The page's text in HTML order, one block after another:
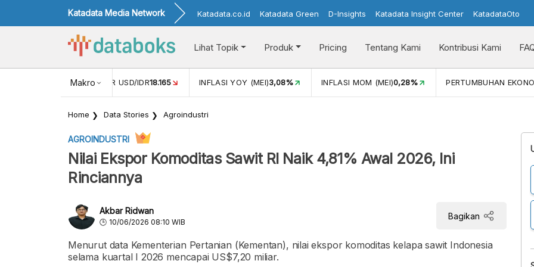
Katadata Media Network Katadata.co.id Katadata Green D-Insights Katadata Insight Center KatadataOto
Lihat Topik Produk Pricing Tentang Kami Kontribusi Kami
Makro
NILAI TUKAR USD/IDR18.165 INFLASI YOY (MEI)3,08% INFLASI MOM (MEI)0,28% PERTUMBUHAN
Home Data Stories Agroindustri
AGROINDUSTRI
Nilai Ekspor Komoditas Sawit RI Naik 4,81% Awal 2026, Ini
Rinciannya
Akbar Ridwan
10/06/2026 08:10 WIB
Bagikan
Menurut data Kementerian Pertanian (Kementan), nilai ekspor komoditas kelapa sawit Indonesia
selama kuartal I 2026 mencapai US$7,20 miliar.